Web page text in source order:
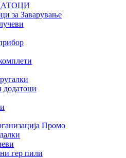
за Заварување
додатоци
Промо
гер пили